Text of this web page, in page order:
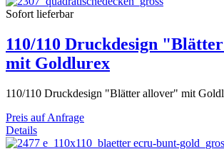
Sofort lieferbar
110/110 Druckdesign
mit Goldlurex
110/110 Druckdesign "Blätter allover" mit
Preis auf Anfrage
Details